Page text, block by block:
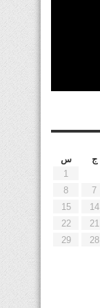
ج
س
1
7
8
14
15
21
22
28
29